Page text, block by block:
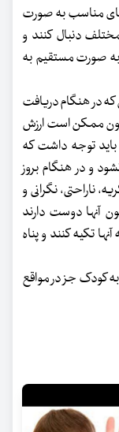
های مناسب به صورت
دنبال کنند و
به صورت مستقیم به
که در هنگام دریافت
چون ممکن است ارزش
توجه داشت که
و در هنگام بروز
ناراحتی، نگرانی و
آنها دوست دارند
تکیه کنند و پناه
به کودک جز در مواقع